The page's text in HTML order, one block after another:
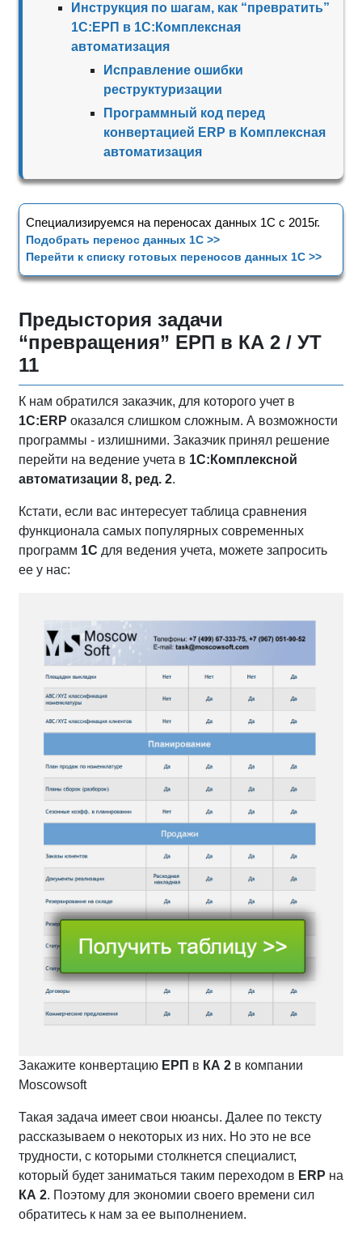
Инструкция по шагам, как “превратить”
1С:ЕРП в 1С:Комплексная
автоматизация
Исправление ошибки
реструктуризации
Программный код перед
конвертацией ERP в Комплексная
автоматизация
Специализируемся на переносах данных 1С с 2015г.
Подобрать перенос данных 1С >>
Перейти к списку готовых переносов данных 1С >>
Предыстория задачи
“превращения” ЕРП в КА 2 / УТ
11
К нам обратился заказчик, для которого учет в
1С:ERP оказался слишком сложным. А возможности
программы - излишними. Заказчик принял решение
перейти на ведение учета в 1С:Комплексной
автоматизации 8, ред. 2.
Кстати, если вас интересует таблица сравнения
функционала самых популярных современных
программ 1С для ведения учета, можете запросить
ее у нас:
Закажите конвертацию ЕРП в КА 2 в компании
Moscowsoft
Такая задача имеет свои нюансы. Далее по тексту
рассказываем о некоторых из них. Но это не все
трудности, с которыми столкнется специалист,
который будет заниматься таким переходом в ERP на
КА 2. Поэтому для экономии своего времени сил
обратитесь к нам за ее выполнением.